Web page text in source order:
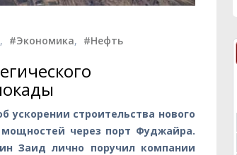
, #Экономика, #Нефть
строительства нового
через порт Фуджайра.
Заид лично поручил компании